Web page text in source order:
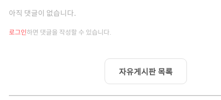
아직 댓글이 없습니다.
로그인하면 댓글을 작성할 수 있습니다.
자유게시판 목록